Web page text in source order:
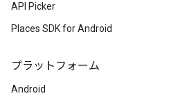
API Picker
Places SDK for Android
プラットフォーム
Android